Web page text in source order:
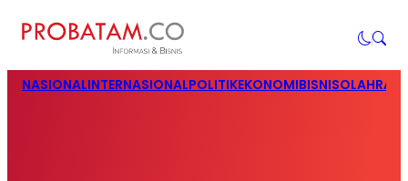
NASIONALINTERNASIONALPOLITIKEKONOMIBISNIS